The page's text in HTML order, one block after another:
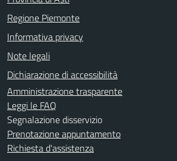
Regione Piemonte
Informativa privacy
Note legali
Dichiarazione di accessibilità
Amministrazione trasparente
Leggi le FAQ
Segnalazione disservizio
Prenotazione appuntamento
Richiesta d'assistenza